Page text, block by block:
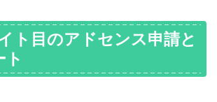
ト目のアドセンス申請と
ト